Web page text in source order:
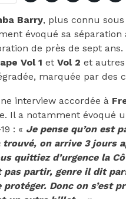
Barry, plus connu
évoqué sa séparation
de près de sept
Vol 1 et Vol 2 et
marquée par des
interview accordée à
Il a notamment évoqué
: « Je pense qu’on est
trouvé, on arrive 3 jours
quittiez d’urgence la
pas partir, genre il dit
protéger. Donc on s’est